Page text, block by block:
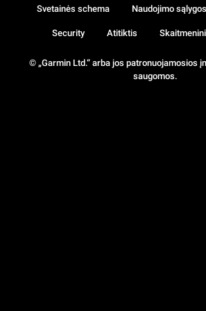
© „Garmin Ltd.“ arba jos patronuojamosios
saugomos.
Svetainės schema Naudojimo sąlygos
Security Atitiktis